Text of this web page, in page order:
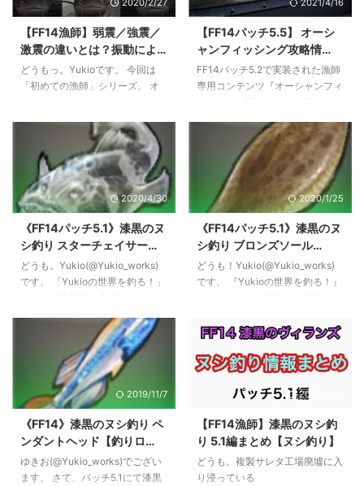
ぐさ漁師様向けに普段Yukioが使
っている釣り用マクロを公開しま
す。 動画を見ながらポチポ
チ・・・だけでなくヌシ釣りにも
使える便利なマクロもあるので良
かったら使ってみてくださいね。
から使うことができるマクロ ...
に超えて、称号「Ocean
Fisher」の獲得に必要な16,000
ポイントを本気で狙いに行く釣り
方を考えてみたいと思います。
「Taikoubou」「Ebisu」に続く
漁師の最新称号目指して頑張りま
2020/2/27
【FF14漁師】弱震／強震／
激震の違いとは？振動によ
る魚の見分け方と使い方！
【初めての漁師】
どうもっ。Yukioです。 今回は
「初めての漁師」シリーズ。 オ
けて、パッチ5.2でとってもわか
りやすくなった振動による魚の選
別について解説していきます。
魚の判別はほぼ漁師の必須スキ
ル！釣り分けることで時間とGP
を節約することもできます。 そ
れでは始めましょう！ 見分け方
はとても簡単！ まずは各振動の
違いを見てみましょう。魚の引き
は以下の３種となります。 上記
れぞれ判別します。 これま ...
2021/4/16
【FF14パッチ5.5】 オーシ
ャンフィッシング攻略情
報！釣り方や報酬など関連
情報まとめ【新航路追加】
FF14パッチ5.2で実装された漁師
専用コンテンツ『オーシャンフィ
ッチ5.5で追加された新要素につ
いて更新中です。 オーシャンフ
ィッシングとは？ ファイナルフ
ァンタジーXIV パッチ5.2にて実
装された漁師向けコンテンツ。
一定時間ごとに運航される大型漁
船「エンデバー号」に最大24人
で乗船し、各地を移動しながら釣
りを楽しむコンテンツとなってい
ます。漁師版のアライアンンスレ
ン ...
2020/4/30
《FF14パッチ5.1》漆黒のヌ
シ釣り スターチェイサー
【Yukioの世界を釣る！】
どうも。Yukio(@Yukio_works)
です。 「Yukioの世界を釣る！」
ーチェイサー』を狙います。 ヌ
シ『スターチェイサー』 釣り
場：テンペスト『プルプラ洞』
天候：曇り 時間：０６：００～
０９：５９ エサ：イカの切り身
フッキング：不明（ストロン
グ？） 伝承録：魚類伝承録 ノル
ヴラント 要フィッシュアイ 釣り
場となる洞窟内への入り口がやや
わかりにくい。そして漆黒のヌシ
2020/1/25
《FF14パッチ5.1》漆黒のヌ
シ釣り ブロンズソール
【Yukioの世界を釣る！】
どうも！Yukio(@Yukio_works)
です。 『Yukioの世界を釣る！』
のヌシ『ブロンズソール』を狙い
まずは基本情報をおさらい。 釣
ンの泉』 天候：雨 時間：なし エ
グ：不明（プレシジョン？） 伝
承録：魚類伝承録 ノルヴラント
釣り方 時間指定なし、天候雨の
みということで比較的頻繁に釣る
2019/11/7
《FF14》漆黒のヌシ釣り ペ
ンダントヘッド【釣りロ
グ】
ゆきお(@Yukio_works)でござい
ます。 さて、パッチ5.1にて漆黒
2021/4/28
【FF14漁師】漆黒のヌシ釣
り 5.1編まとめ【ヌシ釣り】
どうも。複製サレタ工場廃墟に入
り浸っている